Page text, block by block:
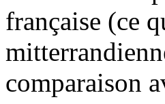
française (ce
comparaison